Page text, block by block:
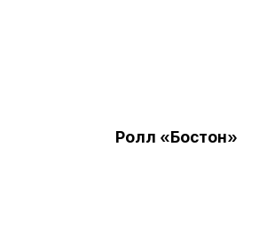
Ролл «Бостон»